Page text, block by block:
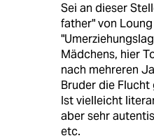
Sei an dieser
father" von
Mädchens, hier
nach mehreren
Bruder die Flucht
Ist vielleicht
aber sehr
etc.